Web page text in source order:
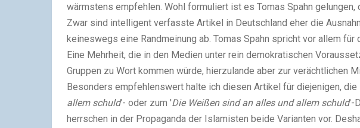
wärmstens empfehlen. Wohl formuliert ist es Tomas Spahn
Zwar sind intelligent verfasste Artikel in Deutschland eher die
keineswegs eine Randmeinung ab. Tomas Spahn spricht vor allem
Eine Mehrheit, die in den Medien unter rein demokratischen
Gruppen zu Wort kommen würde, hierzulande aber zur verächtlichen
Besonders empfehlenswert halte ich diesen Artikel für diejenigen, die
allem schuld'- oder zum 'Die Weißen sind an alles und allem schuld'-
herrschen in der Propaganda der Islamisten beide Varianten vor.